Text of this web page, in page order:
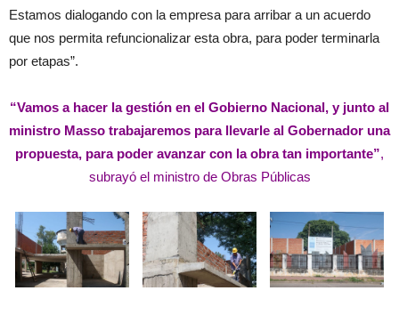
Estamos dialogando con la empresa para arribar a un acuerdo
que nos permita refuncionalizar esta obra, para poder terminarla
por etapas”.
“Vamos a hacer la gestión en el Gobierno Nacional, y junto al
ministro Masso trabajaremos para llevarle al Gobernador una
propuesta, para poder avanzar con la obra tan importante”,
subrayó el ministro de Obras Públicas